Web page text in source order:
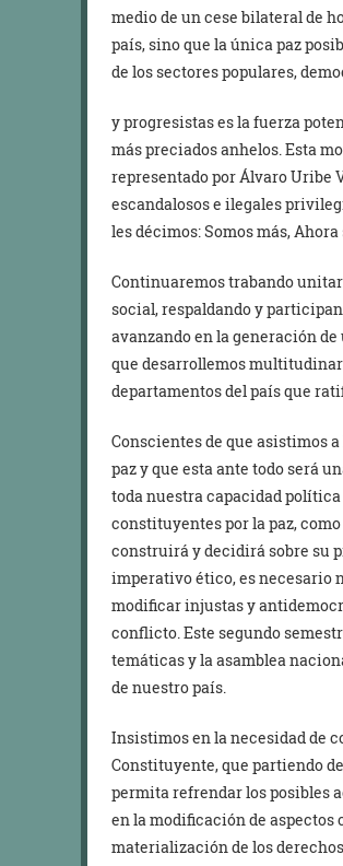
medio de un cese bilateral de
país, sino que la única paz
de los sectores populares,
y progresistas es la fuerza
más preciados anhelos. Esta
representado por Álvaro Uribe
escandalosos e ilegales
les décimos: Somos más, Ahora
Continuaremos trabando
social, respaldando y
avanzando en la generación
que desarrollemos
departamentos del país que
Conscientes de que asistimos
paz y que esta ante todo será
toda nuestra capacidad
constituyentes por la paz,
construirá y decidirá sobre su
imperativo ético, es necesario
modificar injustas y
conflicto. Este segundo
temáticas y la asamblea
de nuestro país.
Insistimos en la necesidad de
Constituyente, que partiendo
permita refrendar los posibles
en la modificación de
materialización de los